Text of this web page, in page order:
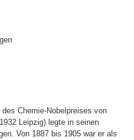
Chemie-Nobelpreises von
Leipzig) legte in seinen
Von 1887 bis 1905 war er als